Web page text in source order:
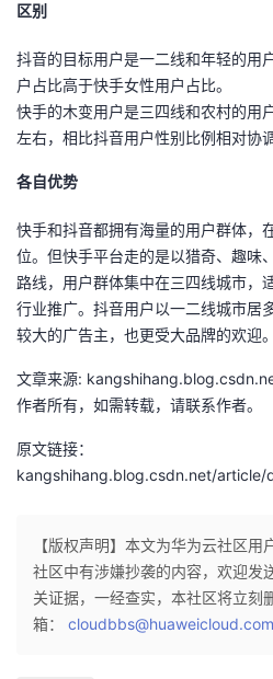
的
博
客
我
的
论
坛
我
的
圈
子
我
的
直
播
我
的
活
动
我
的
关
注
我
的
开
发
学
堂
我
的
Programs
我
的
持
我
区别
抖音的目标用户是一二线和年轻的用
户占比高于快手女性用户占比。
快手的木变用户是三四线和农村的用
左右，相比抖音用户性别比例相对协
各自优势
快手和抖音都拥有海量的用户群体，
位。但快手平台走的是以猎奇、趣味
路线，用户群体集中在三四线城市，
行业推广。抖音用户以一二线城市居
较大的广告主，也更受大品牌的欢迎。
文章来源:
作者所有，如需转载，请联系作者。
原文链接：
kangshihang.blog.csdn.net/article/
【版权声明】本文为华为云社区
社区中有涉嫌抄袭的内容，欢迎发
关证据，一经查实，本社区将立刻
箱： cloudbbs@huaweicloud.com